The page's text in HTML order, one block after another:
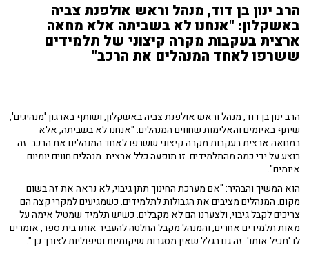
הרב ינון בן דוד, מנהל וראש אולפנת צביה
באשקלון: "אנחנו לא בשביתה אלא מחאה
ארצית בעקבות מקרה קיצוני של תלמידים
ששרפו לאחד המנהלים את הרכב"
הרב ינון בן דוד, מנהל וראש אולפנת צביה באשקלון, ושותף בארגון 'מנהיגים',
שיתף באיומים והאלימות שחווים המנהלים: "אנחנו לא בשביתה, אלא
במחאה ארצית בעקבות מקרה קיצוני ששרפו לאחד המנהלים את הרכב. זה
בוצע על ידי כמה מהתלמידים. זו תופעה כלל ארצית. מנהלים חווים יומיום
איומים".
הוא המשיך והבהיר: "אם מערכת החינוך תתן גיבוי, לא נראה את זה בשום
מקום. המנהלים מציבים את הגבולות לתלמידים. כשמגיעים למקרי קצה הם
צריכים לקבל גיבוי, ולצערנו הם לא מקבלים. כשיש תלמיד שמטיל אימה על
מאות תלמידים אחרים, והמנהל מקבל החלטה להעביר אותו בית ספר, אומרים
לו 'תכיל אותו'. זה גם בגלל שאין מסגרות שיקומיות וטיפוליות לצורך כך".